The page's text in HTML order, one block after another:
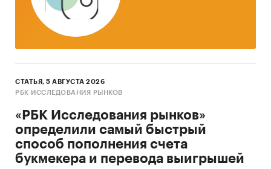
СТАТЬЯ, 5 АВГУСТА 2026
РБК ИССЛЕДОВАНИЯ РЫНКОВ
«РБК Исследования рынков»
определили самый быстрый
способ пополнения счета
букмекера и перевода выигрышей